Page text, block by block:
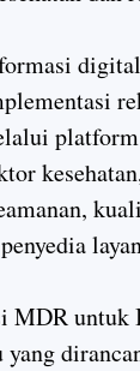
MDR untuk